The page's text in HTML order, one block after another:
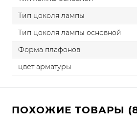
Тип цоколя лампы
Тип цоколя лампы основной
Форма плафонов
цвет арматуры
ПОХОЖИЕ ТОВАРЫ